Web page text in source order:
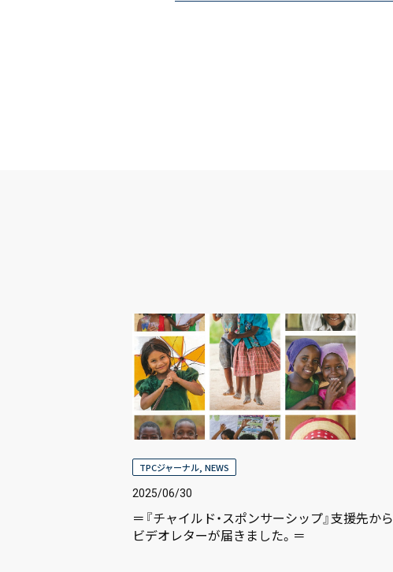
TPCジャーナル NEWS
2025/06/30
＝『チャイルド・スポンサーシップ』支援先から
ビデオレターが届きました。＝